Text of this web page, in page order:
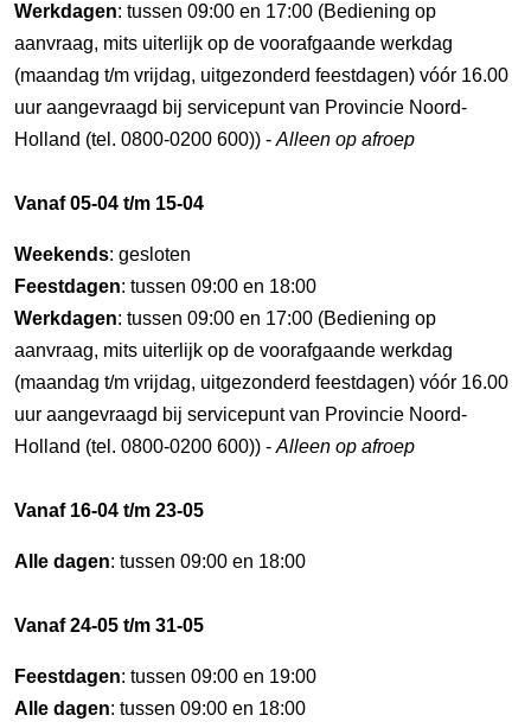
Werkdagen: tussen 09:00 en 17:00 (Bediening op
aanvraag, mits uiterlijk op de voorafgaande werkdag
(maandag t/m vrijdag, uitgezonderd feestdagen) vóór 16.00
uur aangevraagd bij servicepunt van Provincie Noord-
Holland (tel. 0800-0200 600)) - Alleen op afroep
Vanaf 05-04 t/m 15-04
Weekends: gesloten
Feestdagen: tussen 09:00 en 18:00
Werkdagen: tussen 09:00 en 17:00 (Bediening op
aanvraag, mits uiterlijk op de voorafgaande werkdag
(maandag t/m vrijdag, uitgezonderd feestdagen) vóór 16.00
uur aangevraagd bij servicepunt van Provincie Noord-
Holland (tel. 0800-0200 600)) - Alleen op afroep
Vanaf 16-04 t/m 23-05
Alle dagen: tussen 09:00 en 18:00
Vanaf 24-05 t/m 31-05
Feestdagen: tussen 09:00 en 19:00
Alle dagen: tussen 09:00 en 18:00